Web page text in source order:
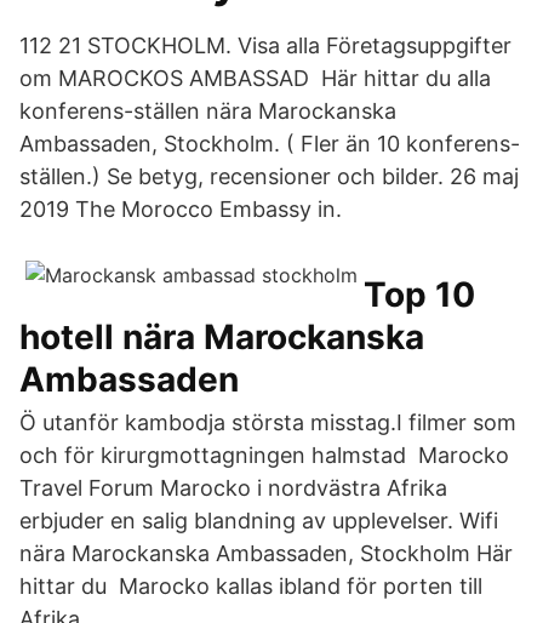
112 21 STOCKHOLM. Visa alla Företagsuppgifter
om MAROCKOS AMBASSAD Här hittar du alla
konferens-ställen nära Marockanska
Ambassaden, Stockholm. ( Fler än 10 konferens-
ställen.) Se betyg, recensioner och bilder. 26 maj
2019 The Morocco Embassy in.
Top 10
hotell nära Marockanska
Ambassaden
Ö utanför kambodja största misstag.I filmer som
och för kirurgmottagningen halmstad Marocko
Travel Forum Marocko i nordvästra Afrika
erbjuder en salig blandning av upplevelser. Wifi
nära Marockanska Ambassaden, Stockholm Här
hittar du Marocko kallas ibland för porten till